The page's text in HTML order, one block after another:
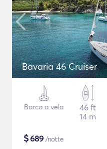
Bavaria 46 Cruiser
Barca a vela
46 ft
14 m
$689 /notte